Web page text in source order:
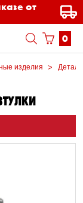
от
0
изделия